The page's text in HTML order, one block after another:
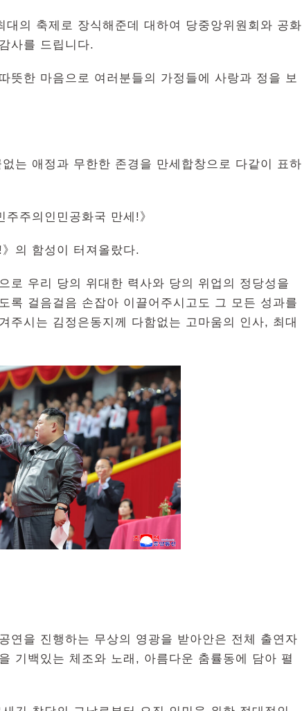
의 축제로 장식해준데 대하여 당중앙위원회와 공화
사를 드립니다.
뜻한 마음으로 여러분들의 가정들에 사랑과 정을 보
는 애정과 무한한 존경을 만세합창으로 다같이 표하
주의인민공화국 만세!》
의 함성이 터져올랐다.
로 우리 당의 위대한 력사와 당의 위업의 정당성을
록 걸음걸음 손잡아 이끌어주시고도 그 모든 성과를
주시는 김정은동지께 다함없는 고마움의 인사, 최대
연을 진행하는 무상의 영광을 받아안은 전체 출연자
기백있는 체조와 노래, 아름다운 춤률동에 담아 펼